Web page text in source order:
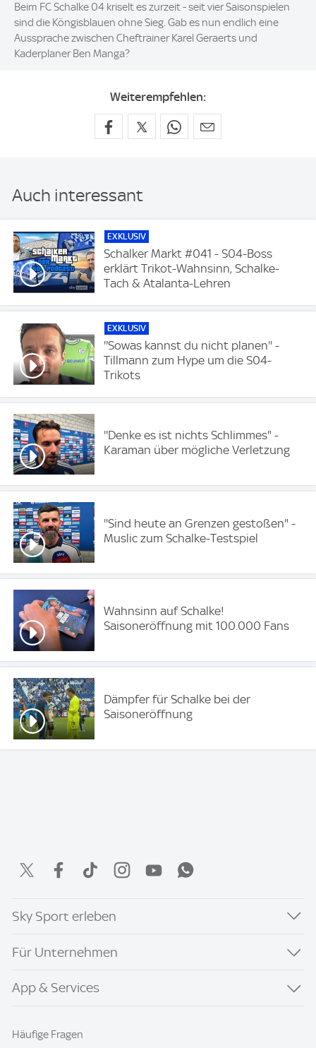
Beim FC Schalke 04 kriselt es zurzeit - seit vier Saisonspielen
sind die Köngisblauen ohne Sieg. Gab es nun endlich eine
Aussprache zwischen Cheftrainer Karel Geraerts und
Kaderplaner Ben Manga?
Weiterempfehlen:
Auch interessant
EXKLUSIV
Schalker Markt #041 - S04-Boss
erklärt Trikot-Wahnsinn, Schalke-
Tach & Atalanta-Lehren
EXKLUSIV
''Sowas kannst du nicht planen'' -
Tillmann zum Hype um die S04-
Trikots
''Denke es ist nichts Schlimmes" -
Karaman über mögliche Verletzung
''Sind heute an Grenzen gestoßen" -
Muslic zum Schalke-Testspiel
Wahnsinn auf Schalke!
Saisoneröffnung mit 100.000 Fans
Dämpfer für Schalke bei der
Saisoneröffnung
Sky Sport erleben
Für Unternehmen
App & Services
Häufige Fragen